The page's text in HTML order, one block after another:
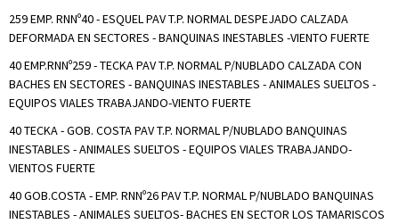
259 EMP. RNNº40 - ESQUEL PAV T.P. NORMAL DESPEJADO CALZADA
DEFORMADA EN SECTORES - BANQUINAS INESTABLES -VIENTO FUERTE
40 EMP.RNNº259 - TECKA PAV T.P. NORMAL P/NUBLADO CALZADA CON
BACHES EN SECTORES - BANQUINAS INESTABLES - ANIMALES SUELTOS -
EQUIPOS VIALES TRABAJANDO-VIENTO FUERTE
40 TECKA - GOB. COSTA PAV T.P. NORMAL P/NUBLADO BANQUINAS
INESTABLES - ANIMALES SUELTOS - EQUIPOS VIALES TRABAJANDO-
VIENTOS FUERTE
40 GOB.COSTA - EMP. RNNº26 PAV T.P. NORMAL P/NUBLADO BANQUINAS
INESTABLES - ANIMALES SUELTOS- BACHES EN SECTOR LOS TAMARISCOS